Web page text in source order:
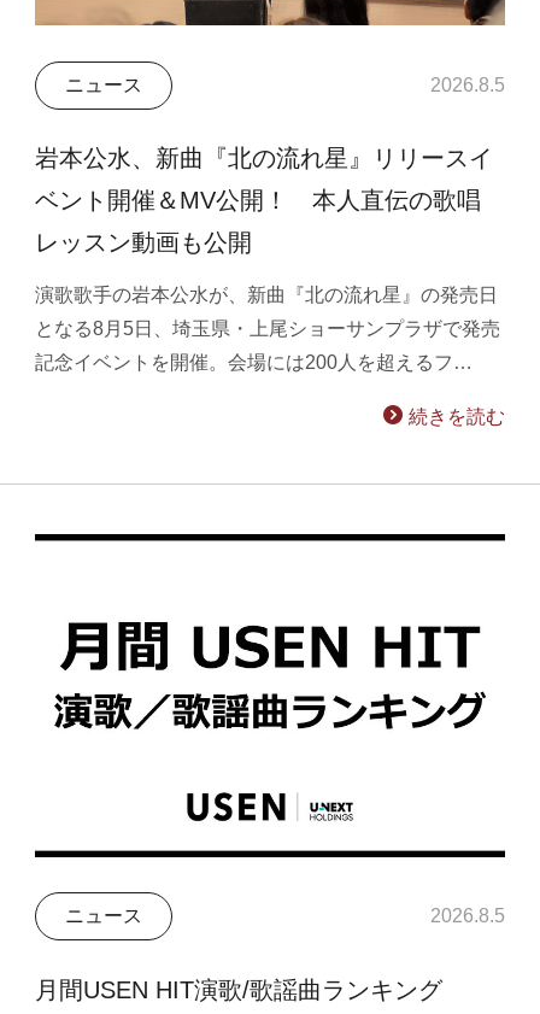
ニュース 2026.8.5
岩本公水、新曲『北の流れ星』リリースイ
ベント開催＆MV公開！ 本人直伝の歌唱
レッスン動画も公開
演歌歌手の岩本公水が、新曲『北の流れ星』の発売日
となる8月5日、埼玉県・上尾ショーサンプラザで発売
記念イベントを開催。会場には200人を超えるフ…
続きを読む
ニュース 2026.8.5
月間USEN HIT演歌/歌謡曲ランキング